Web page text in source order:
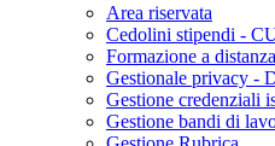
Area riservata
Cedolini stipendi -
Formazione a distanza
Gestionale privacy -
Gestione credenziali
Gestione bandi di